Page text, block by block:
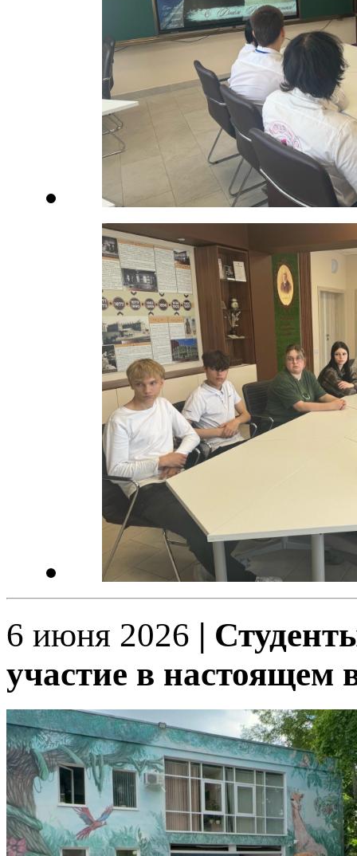
6 июня 2026 |
участие в настоящем